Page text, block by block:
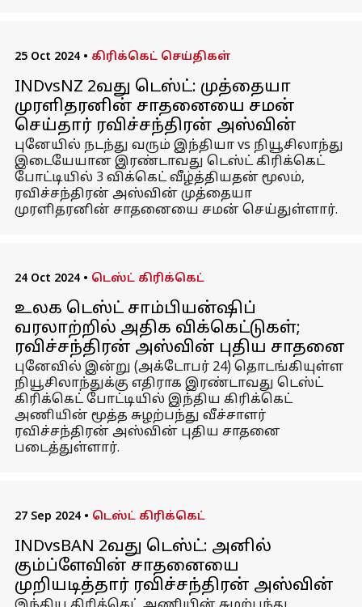
25 Oct 2024 • கிரிக்கெட் செய்திகள்
INDvsNZ 2வது டெஸ்ட்: முத்தையா
முரளிதரனின் சாதனையை சமன்
செய்தார் ரவிச்சந்திரன் அஸ்வின்
புனேயில் நடந்து வரும் இந்தியா vs நியூசிலாந்து
இடையேயான இரண்டாவது டெஸ்ட் கிரிக்கெட்
போட்டியில் 3 விக்கெட் வீழ்த்தியதன் மூலம்,
ரவிச்சந்திரன் அஸ்வின் முத்தையா
முரளிதரனின் சாதனையை சமன் செய்துள்ளார்.
24 Oct 2024 • டெஸ்ட் கிரிக்கெட்
உலக டெஸ்ட் சாம்பியன்ஷிப்
வரலாற்றில் அதிக விக்கெட்டுகள்;
ரவிச்சந்திரன் அஸ்வின் புதிய சாதனை
புனேவில் இன்று (அக்டோபர் 24) தொடங்கியுள்ள
நியூசிலாந்துக்கு எதிராக இரண்டாவது டெஸ்ட்
கிரிக்கெட் போட்டியில் இந்திய கிரிக்கெட்
அணியின் மூத்த சுழற்பந்து வீச்சாளர்
ரவிச்சந்திரன் அஸ்வின் புதிய சாதனை
படைத்துள்ளார்.
27 Sep 2024 • டெஸ்ட் கிரிக்கெட்
INDvsBAN 2வது டெஸ்ட்: அனில்
கும்ப்ளேவின் சாதனையை
முறியடித்தார் ரவிச்சந்திரன் அஸ்வின்